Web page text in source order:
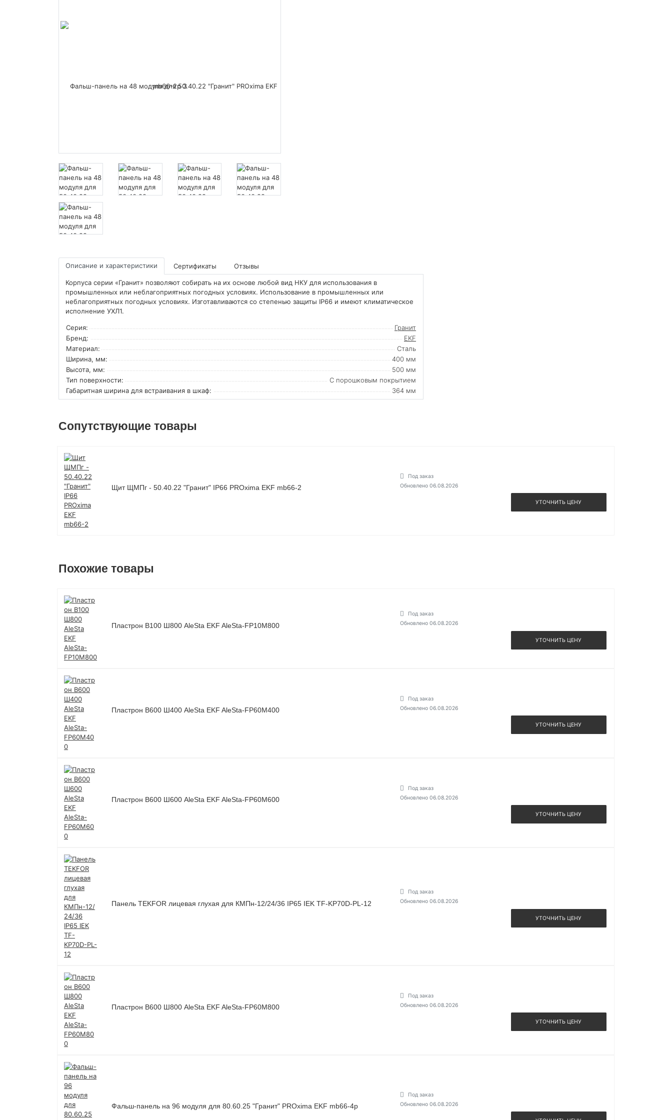
Описание и характеристики Сертификаты Отзывы
Корпуса серии «Гранит» позволяют собирать на их основе любой вид НКУ для использования в
промышленных или неблагоприятных погодных условиях. Использование в промышленных или
неблагоприятных погодных условиях. Изготавливаются со степенью защиты IP66 и имеют климатическое
исполнение УХЛ1.
Серия:
Гранит
Бренд:
EKF
Материал:
Сталь
Ширина, мм:
400 мм
Высота, мм:
500 мм
Тип поверхности:
С порошковым покрытием
Габаритная ширина для встраивания в шкаф:
364 мм
Сопутствующие товары
Щит ЩМПг - 50.40.22 "Гранит" IP66 PROxima EKF mb66-2
Под заказ
Обновлено 06.08.2026
УТОЧНИТЬ ЦЕНУ
Похожие товары
Пластрон В100 Ш800 AleSta EKF AleSta-FP10M800
Под заказ
Обновлено 06.08.2026
УТОЧНИТЬ ЦЕНУ
Пластрон В600 Ш400 AleSta EKF AleSta-FP60M400
Под заказ
Обновлено 06.08.2026
УТОЧНИТЬ ЦЕНУ
Пластрон В600 Ш600 AleSta EKF AleSta-FP60M600
Под заказ
Обновлено 06.08.2026
УТОЧНИТЬ ЦЕНУ
Панель TEKFOR лицевая глухая для КМПн-12/24/36 IP65 IEK TF-KP70D-PL-12
Под заказ
Обновлено 06.08.2026
УТОЧНИТЬ ЦЕНУ
Пластрон В600 Ш800 AleSta EKF AleSta-FP60M800
Под заказ
Обновлено 06.08.2026
УТОЧНИТЬ ЦЕНУ
Фальш-панель на 96 модуля для 80.60.25 "Гранит" PROxima EKF mb66-4p
Под заказ
Обновлено 06.08.2026